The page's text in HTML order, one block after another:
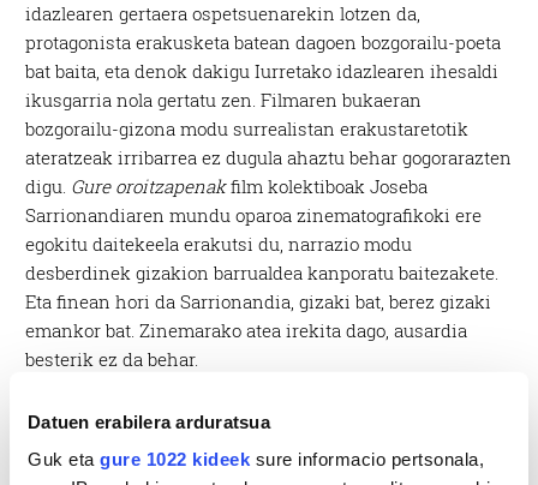
Datuen erabilera arduratsua
Guk eta gure 1022 kideek sure informacio pertsonala,
idazlearen gertaera ospetsuenarekin lotzen da,
protagonista erakusketa batean dagoen bozgorailu-poeta
bat baita, eta denok dakigu Iurretako idazlearen ihesaldi
ikusgarria nola gertatu zen. Filmaren bukaeran
bozgorailu-gizona modu surrealistan erakustaretotik
ateratzeak irribarrea ez dugula ahaztu behar gogorarazten
digu. Gure oroitzapenakfilm kolektiboak Joseba
Sarrionandiaren mundu oparoa zinematografikoki ere
egokitu daitekeela erakutsi du, narrazio modu
desberdinek gizakion barrualdea kanporatu baitezakete.
Eta finean hori da Sarrionandia, gizaki bat, berez gizaki
emankor bat. Zinemarako atea irekita dago, ausardia
besterik ez da behar.